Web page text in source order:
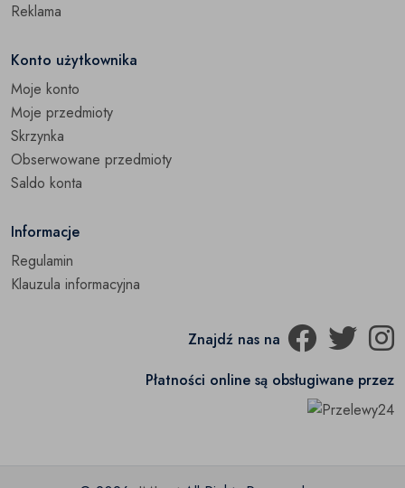
Reklama
Konto użytkownika
Moje konto
Moje przedmioty
Skrzynka
Obserwowane przedmioty
Saldo konta
Informacje
Regulamin
Klauzula informacyjna
Znajdź nas na
Płatności online są obsługiwane przez